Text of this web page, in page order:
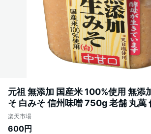
元祖 無添加 国産米 100%使用 無添
そ 白みそ 信州味噌 750g 老舗 丸萬
味 みそ 味噌汁 味噌漬け グルテンフ
康食 発酵 腸活 ベジタリアン 非加熱
楽天市場
600円